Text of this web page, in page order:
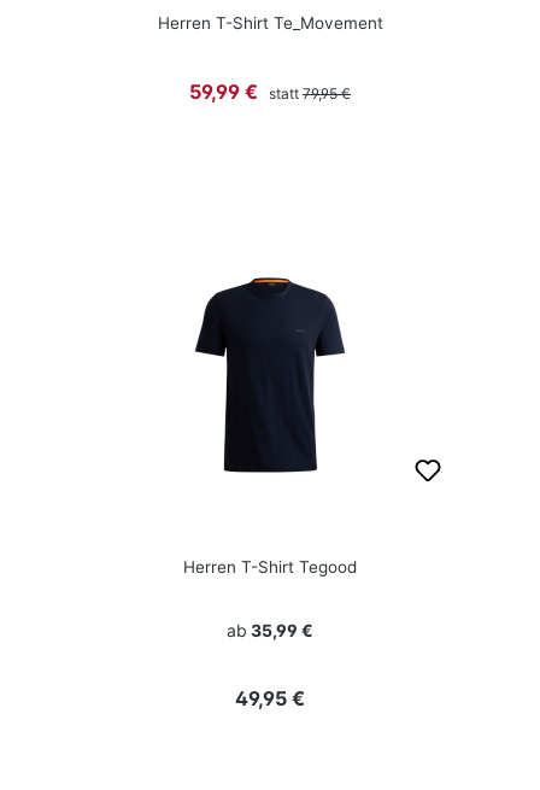
Herren T-Shirt Te_Movement
Verkaufspreis:
59,99 € statt Regulärer Preis:
79,95 €
Herren T-Shirt Tegood
ab 35,99 €
Regulärer Preis:
49,95 €